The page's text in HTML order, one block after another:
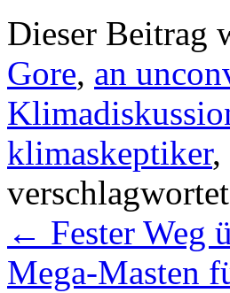
Dieser Beitrag
Gore, an
klimaskeptiker,
← Fester Weg
Mega-Masten